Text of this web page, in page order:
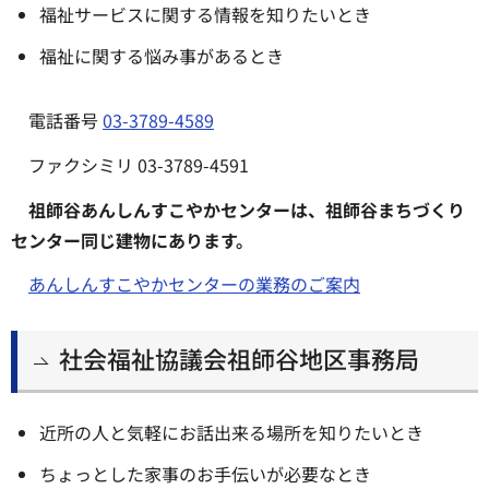
福祉サービスに関する情報を知りたいとき
福祉に関する悩み事があるとき
電話番号03-3789-4589
ファクシミリ 03-3789-4591
祖師谷あんしんすこやかセンターは、祖師谷まちづくり
センター同じ建物にあります。
あんしんすこやかセンターの業務のご案内
社会福祉協議会祖師谷地区事務局
近所の人と気軽にお話出来る場所を知りたいとき
ちょっとした家事のお手伝いが必要なとき